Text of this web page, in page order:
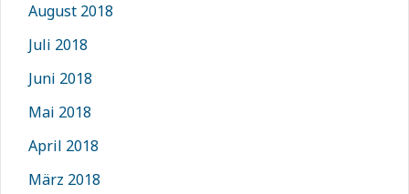
August 2018
Juli 2018
Juni 2018
Mai 2018
April 2018
März 2018